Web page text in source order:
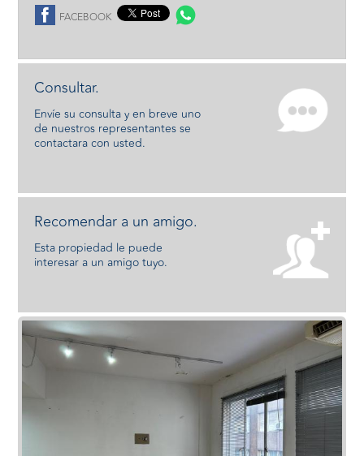
FACEBOOK
Consultar.
Envíe su consulta y en breve uno
de nuestros representantes se
contactara con usted.
Recomendar a un amigo.
Esta propiedad le puede
interesar a un amigo tuyo.